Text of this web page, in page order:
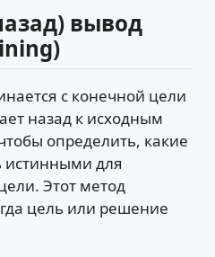
вывод
с конечной цели
назад к исходным
определить, какие
истинными для
Этот метод
цель или решение